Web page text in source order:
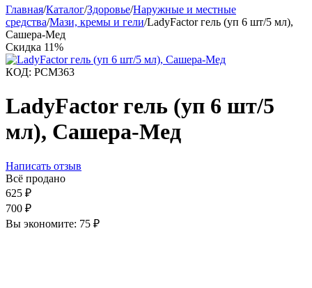
Главная/Каталог/Здоровье/Наружные и местные
средства/Мази, кремы и гели/LadyFactor гель (уп 6 шт/5 мл),
Сашера-Мед
Скидка 11%
КОД: РСМ363
LadyFactor гель (уп 6 шт/5
мл), Сашера-Мед
Написать отзыв
Всё продано
625 ₽
700 ₽
Вы экономите: 75 ₽